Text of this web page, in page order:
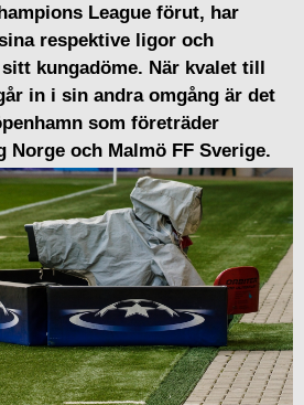
League förut, har
respektive ligor och
kungadöme. När kvalet till
in i sin andra omgång är det
som företräder
Norge och Malmö FF Sverige.